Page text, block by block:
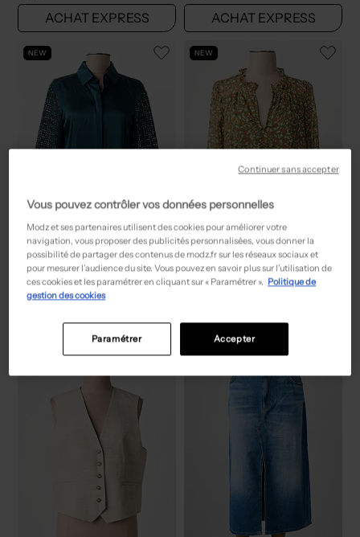
ACHAT EXPRESS ACHAT EXPRESS
NEW
77,50€Prix boutique :
155,00€ -50%
GERRY WEBER
Chemisier - Coupe fluide bleu
ACHAT EXPRESS
NEW
15,00€Prix boutique :
29,99€ -50%
ONLY
ACHAT EXPRESS
Vous pouvez contrôler vos données personnelles
Modz et ses partenaires utilisent des cookies pour améliorer votre
navigation, vous proposer des publicités personnalisées, vous donner la
possibilité de partager des contenus de modz.fr sur les réseaux sociaux et
pour mesurer l’audience du site. Vous pouvez en savoir plus sur l’utilisation de
ces cookies et les paramétrer en cliquant sur « Paramétrer ». Politique de
gestion des cookies
Accepter
Paramétrer
Continuer sans accepter